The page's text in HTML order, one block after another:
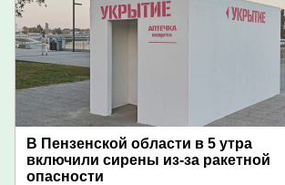
В Пензенской области в 5 утра
включили сирены из-за ракетной
опасности